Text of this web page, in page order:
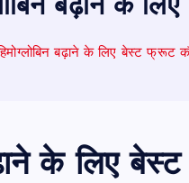
बढ़ाने के
बढ़ाने के लिए बेस्ट फ्रूट
के लिए बेस्ट